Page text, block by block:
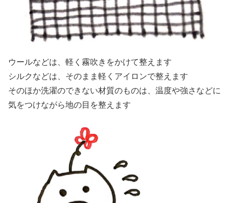
ウールなどは、軽く霧吹きをかけて整えます
シルクなどは、そのまま軽くアイロンで整えます
そのほか洗濯のできない材質のものは、温度や強さなどに
気をつけながら地の目を整えます